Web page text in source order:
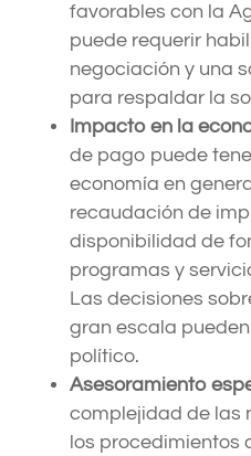
favorables con la
puede requerir
negociación y una
para respaldar la
Impacto en la
de pago puede
economía en
recaudación de
disponibilidad de
programas y
Las decisiones
gran escala
político.
Asesoramiento
complejidad de las
los procedimientos